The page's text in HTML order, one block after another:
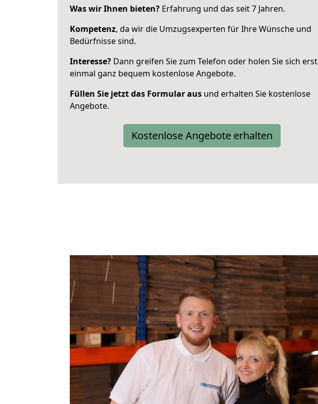
Was wir Ihnen bieten? Erfahrung und das seit 7 Jahren.
Kompetenz, da wir die Umzugsexperten für Ihre Wünsche und
Bedürfnisse sind.
Interesse? Dann greifen Sie zum Telefon oder holen Sie sich erst
einmal ganz bequem kostenlose Angebote.
Füllen Sie jetzt das Formular aus und erhalten Sie kostenlose
Angebote.
Kostenlose Angebote erhalten